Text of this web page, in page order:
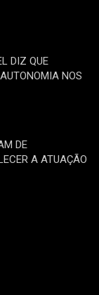
DIZ QUE
NOS
DE
A ATUAÇÃO